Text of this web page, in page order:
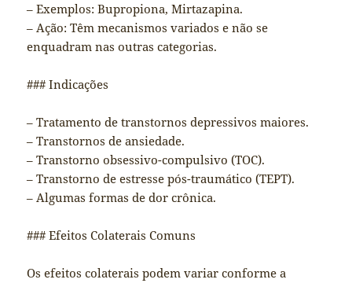
– Exemplos: Bupropiona, Mirtazapina.
– Ação: Têm mecanismos variados e não se
enquadram nas outras categorias.
### Indicações
– Tratamento de transtornos depressivos maiores.
– Transtornos de ansiedade.
– Transtorno obsessivo-compulsivo (TOC).
– Transtorno de estresse pós-traumático (TEPT).
– Algumas formas de dor crônica.
### Efeitos Colaterais Comuns
Os efeitos colaterais podem variar conforme a